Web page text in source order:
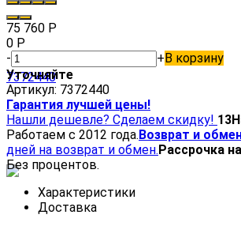
75 760 Р
0 Р
-
+В корзину
Уточняйте
Артикул: 7372440
Гарантия лучшей цены!
Нашли дешевле? Сделаем скидку! 13
Работаем с 2012 года.Возврат и
дней на возврат и обмен.Рассрочка
Без процентов.
Характеристики
Доставка